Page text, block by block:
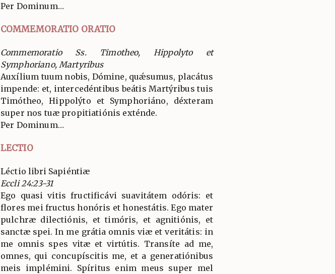
Per Dominum…
COMMEMORATIO ORATIO
Commemoratio Ss. Timotheo, Hippolyto et
Symphoriano, Martyribus
Auxílium tuum nobis, Dómine, quǽsumus, placátus
impende: et, intercedéntibus beátis Martýribus tuis
Timótheo, Hippolýto et Symphoriáno, déxteram
super nos tuæ propitiatiónis exténde.
Per Dominum…
LECTIO
Léctio libri Sapiéntiæ
Eccli 24:23-31
Ego quasi vitis fructificávi suavitátem odóris: et
flores mei fructus honóris et honestátis. Ego mater
pulchræ dilectiónis, et timóris, et agnitiónis, et
sanctæ spei. In me grátia omnis viæ et veritátis: in
me omnis spes vitæ et virtútis. Transíte ad me,
omnes, qui concupíscitis me, et a generatiónibus
meis implémini. Spíritus enim meus super mel